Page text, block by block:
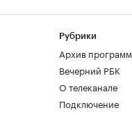
Рубрики
Архив программ
Вечерний РБК
О телеканале
Подключение